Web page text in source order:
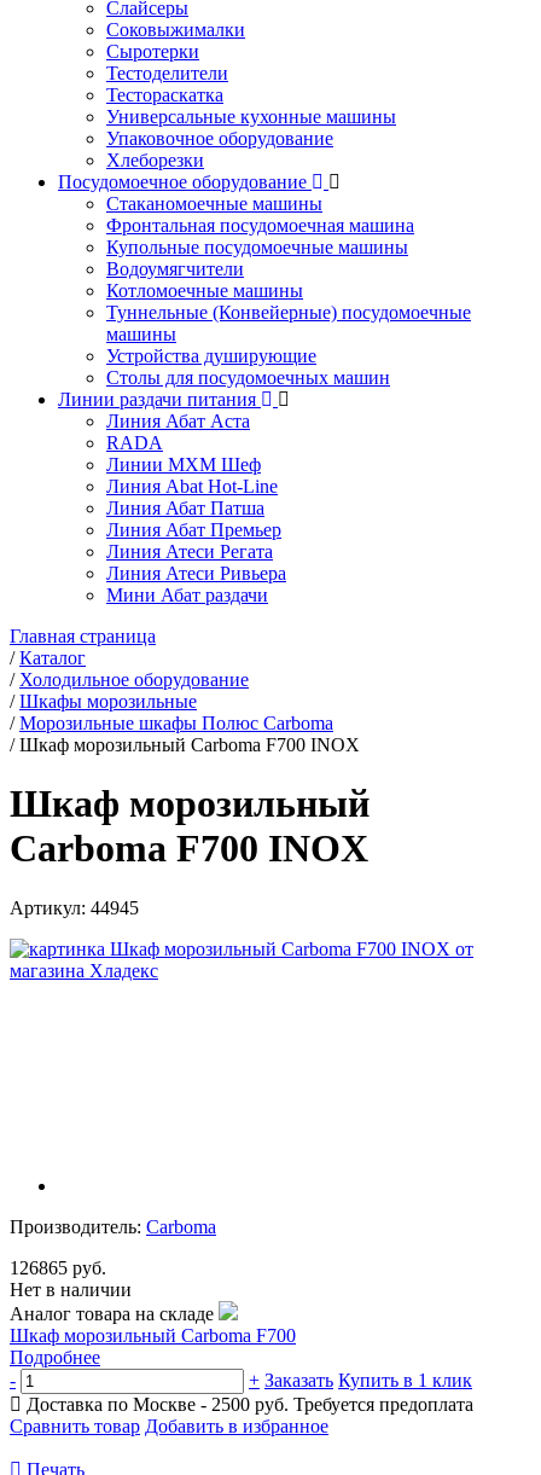
Слайсеры
Соковыжималки
Сыротерки
Тестоделители
Тестораскатка
Универсальные кухонные машины
Упаковочное оборудование
Хлеборезки
Посудомоечное оборудование
Стаканомоечные машины
Фронтальная посудомоечная машина
Купольные посудомоечные машины
Водоумягчители
Котломоечные машины
Туннельные (Конвейерные) посудомоечные
машины
Устройства душирующие
Столы для посудомоечных машин
Линии раздачи питания
Линия Абат Аста
RADA
Линии МХМ Шеф
Линия Abat Hot-Line
Линия Абат Патша
Линия Абат Премьер
Линия Атеси Регата
Линия Атеси Ривьера
Мини Абат раздачи
Главная страница
/Каталог
/ Холодильное оборудование
/Шкафы морозильные
/Морозильные шкафы Полюс Сarboma
/Шкаф морозильный Carboma F700 INOX
Шкаф морозильный
Carboma F700 INOX
Артикул: 44945
Производитель: Carboma
126865 руб.
Нет в наличии
Аналог товара на складе
Шкаф морозильный Carboma F700
Подробнее
-
+ Заказать Купить в 1 клик
Доставка по Москве - 2500 руб. Требуется предоплата
Сравнить товар Добавить в избранное
Печать